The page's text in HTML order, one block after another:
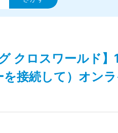
クロスワールド】
接続して）オン